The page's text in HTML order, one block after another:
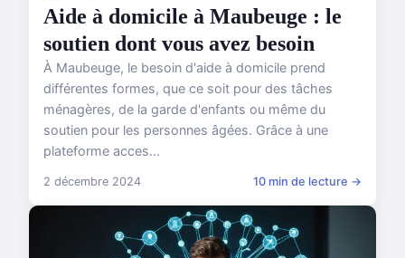
Aide à domicile à Maubeuge : le
soutien dont vous avez besoin
À Maubeuge, le besoin d'aide à domicile prend
différentes formes, que ce soit pour des tâches
ménagères, de la garde d'enfants ou même du
soutien pour les personnes âgées. Grâce à une
plateforme acces...
2 décembre 2024 10 min de lecture →